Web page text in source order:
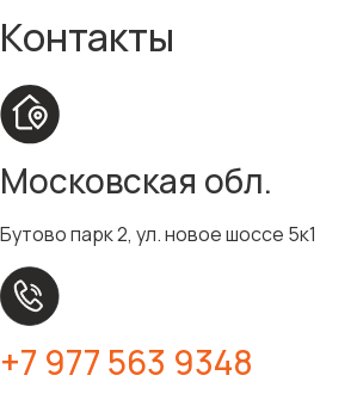
Контакты
Московская обл.
Бутово парк 2, ул. новое шоссе 5к1
+7 977 563 9348